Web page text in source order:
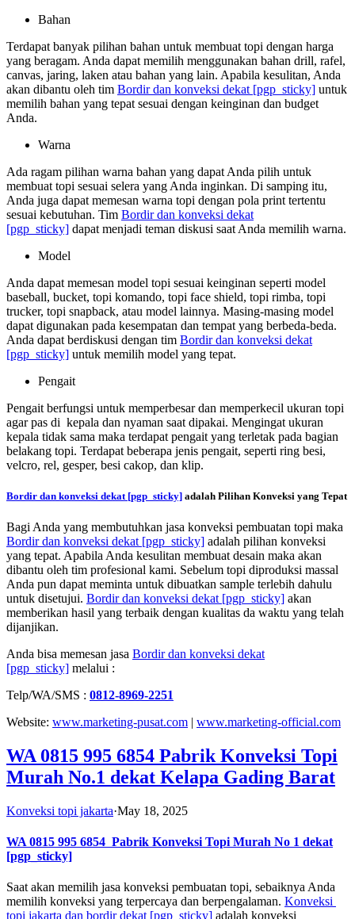
Bahan
Terdapat banyak pilihan bahan untuk membuat topi dengan harga
yang beragam. Anda dapat memilih menggunakan bahan drill, rafel,
canvas, jaring, laken atau bahan yang lain. Apabila kesulitan, Anda
akan dibantu oleh tim Bordir dan konveksi dekat [pgp_sticky] untuk
memilih bahan yang tepat sesuai dengan keinginan dan budget
Anda.
Warna
Ada ragam pilihan warna bahan yang dapat Anda pilih untuk
membuat topi sesuai selera yang Anda inginkan. Di samping itu,
Anda juga dapat memesan warna topi dengan pola print tertentu
sesuai kebutuhan. Tim Bordir dan konveksi dekat
[pgp_sticky] dapat menjadi teman diskusi saat Anda memilih warna.
Model
Anda dapat memesan model topi sesuai keinginan seperti model
baseball, bucket, topi komando, topi face shield, topi rimba, topi
trucker, topi snapback, atau model lainnya. Masing-masing model
dapat digunakan pada kesempatan dan tempat yang berbeda-beda.
Anda dapat berdiskusi dengan tim Bordir dan konveksi dekat
[pgp_sticky] untuk memilih model yang tepat.
Pengait
Pengait berfungsi untuk memperbesar dan memperkecil ukuran topi
agar pas di kepala dan nyaman saat dipakai. Mengingat ukuran
kepala tidak sama maka terdapat pengait yang terletak pada bagian
belakang topi. Terdapat beberapa jenis pengait, seperti ring besi,
velcro, rel, gesper, besi cakop, dan klip.
Bordir dan konveksi dekat [pgp_sticky] adalah Pilihan Konveksi yang Tepat
Bagi Anda yang membutuhkan jasa konveksi pembuatan topi maka
Bordir dan konveksi dekat [pgp_sticky] adalah pilihan konveksi
yang tepat. Apabila Anda kesulitan membuat desain maka akan
dibantu oleh tim profesional kami. Sebelum topi diproduksi massal
Anda pun dapat meminta untuk dibuatkan sample terlebih dahulu
untuk disetujui. Bordir dan konveksi dekat [pgp_sticky] akan
memberikan hasil yang terbaik dengan kualitas da waktu yang telah
dijanjikan.
Anda bisa memesan jasa Bordir dan konveksi dekat
[pgp_sticky] melalui :
Telp/WA/SMS : 0812-8969-2251
Website: www.marketing-pusat.com | www.marketing-official.com
WA 0815 995 6854 Pabrik Konveksi Topi
Murah No.1 dekat Kelapa Gading Barat
Konveksi topi jakarta·May 18, 2025
WA 0815 995 6854 Pabrik Konveksi Topi Murah No 1 dekat
[pgp_sticky]
Saat akan memilih jasa konveksi pembuatan topi, sebaiknya Anda
memilih konveksi yang terpercaya dan berpengalaman. Konveksi
topi jakarta dan bordir dekat [pgp_sticky] adalah konveksi